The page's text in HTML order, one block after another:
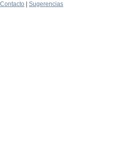
Contacto
Sugerencias